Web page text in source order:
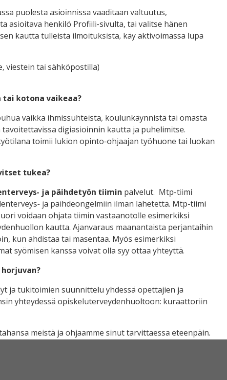
puolesta asioinnissa vaaditaan valtuutus,
asioitava henkilö Profiili-sivulta, tai valitse hänen
kautta tulleista ilmoituksista, käy aktivoimassa lupa
viestein tai sähköpostilla)
tai kotona vaikeaa?
vaikka ihmissuhteista, koulunkäynnistä tai omasta
digiasioinnin kautta ja puhelimitse.
toimii lukion opinto-ohjaajan työhuone tai luokan
tukea?
ja päihdetyön tiimin palvelut. Mtp-tiimi
ja päihdeongelmiin ilman lähetettä. Mtp-tiimi
voidaan ohjata tiimin vastaanotolle esimerkiksi
kautta. Ajanvaraus maanantaista perjantaihin
kun ahdistaa tai masentaa. Myös esimerkiksi
syömisen kanssa voivat olla syy ottaa yhteyttä.
ja tukitoimien suunnittelu yhdessä opettajien ja
yhteydessä opiskeluterveydenhuoltoon: kuraattoriin
meistä ja ohjaamme sinut tarvittaessa eteenpäin.